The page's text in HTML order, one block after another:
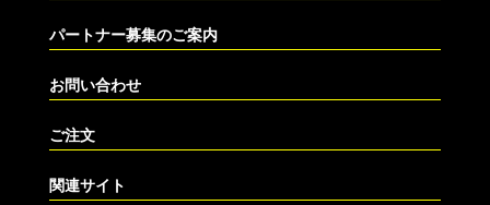
パートナー募集のご案内
お問い合わせ
ご注文
関連サイト